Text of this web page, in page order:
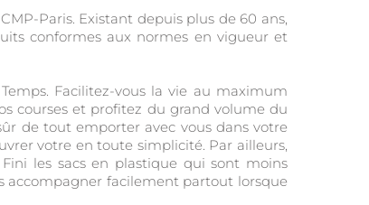
Paris. Existant depuis plus de 60 ans,
conformes aux normes en vigueur et
Facilitez-vous la vie au maximum
courses et profitez du grand volume du
de tout emporter avec vous dans votre
votre en toute simplicité. Par ailleurs,
les sacs en plastique qui sont moins
accompagner facilement partout lorsque